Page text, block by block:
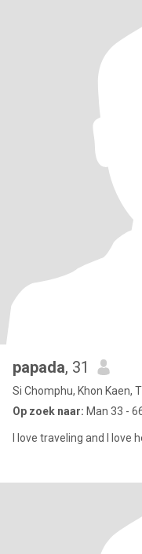
papada, 31
Si Chomphu, Khon Kaen,
Op zoek naar: Man 33 -
I love traveling and I love